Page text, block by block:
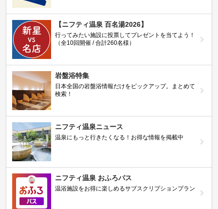
【ニフティ温泉 百名湯2026】
行ってみたい施設に投票してプレゼントを当てよう！
（全10回開催 / 合計260名様）
岩盤浴特集
日本全国の岩盤浴情報だけをピックアップ。まとめて
検索！
ニフティ温泉ニュース
温泉にもっと行きたくなる！お得な情報を掲載中
ニフティ温泉 おふろパス
温浴施設をお得に楽しめるサブスクリプションプラン